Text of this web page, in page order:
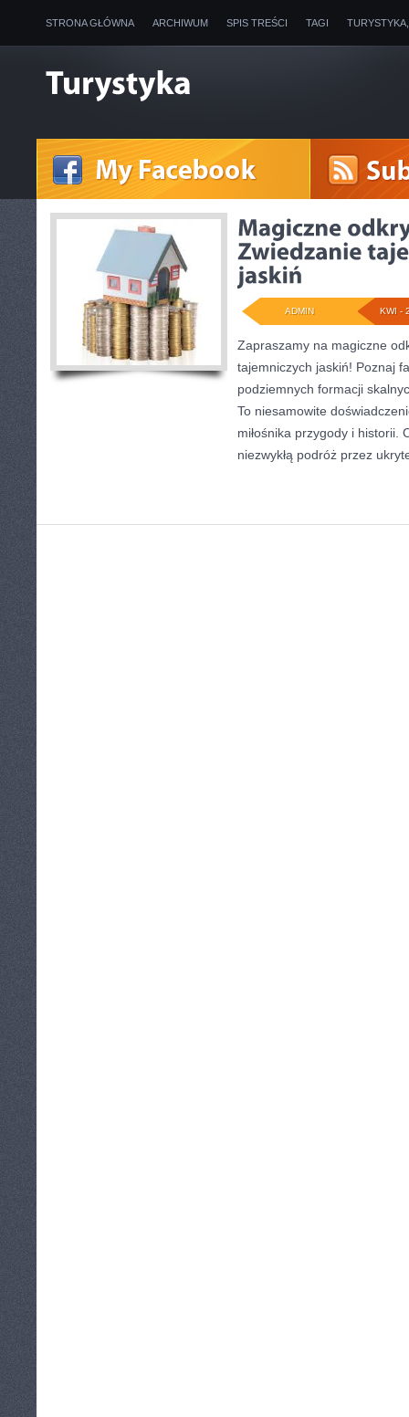
STRONA GŁÓWNA ARCHIWUM SPIS TREŚCI TAGI
KWI -
ADMIN
Zapraszamy na magiczne
tajemniczych jaskiń! Poznaj
podziemnych formacji
To niesamowite
miłośnika przygody i historii.
niezwykłą podróż przez